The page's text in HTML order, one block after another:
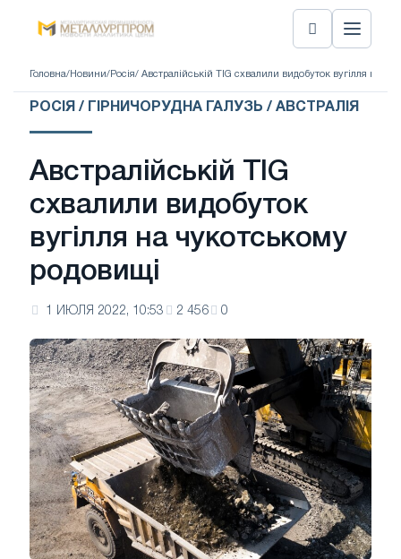
Головна/ Новини/ Росія/ Австралійській TIG схвалили видобуток вугілля на
РОСІЯ / ГІРНИЧОРУДНА ГАЛУЗЬ / АВСТРАЛІЯ
Австралійській TIG
схвалили видобуток
вугілля на чукотському
родовищі
1 ИЮЛЯ 2022, 10:53 2 456 0